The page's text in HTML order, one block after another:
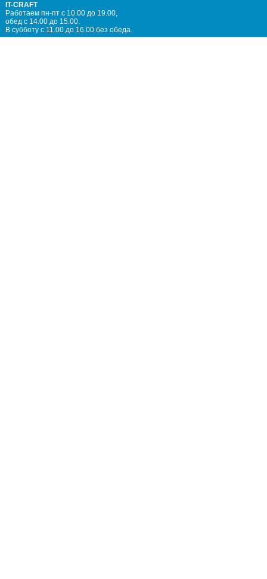
IT-CRAFT
Работаем пн-пт с 10.00 до 19.00,
обед с 14.00 до 15.00.
В субботу с 11.00 до 16.00 без обеда.